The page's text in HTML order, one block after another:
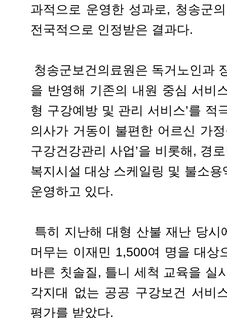
과적으로 운영한 성과로, 청송군
전국적으로 인정받은 결과다.
청송군보건의료원은 독거노인과
을 반영해 기존의 내원 중심 서비
형 구강예방 및 관리 서비스’를 적
의사가 거동이 불편한 어르신 가
구강건강관리 사업’을 비롯해, 경
복지시설 대상 스케일링 및 불소
운영하고 있다.
특히 지난해 대형 산불 재난 당시
머무는 이재민 1,500여 명을 대상
바른 칫솔질, 틀니 세척 교육을 실
각지대 없는 공공 구강보건 서비
평가를 받았다.